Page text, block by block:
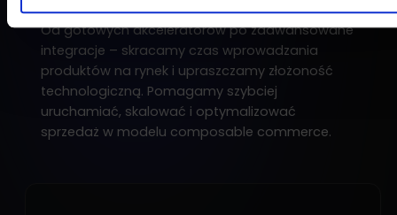
Od gotowych akceleratorów po zaawansowane
integracje – skracamy czas wprowadzania
produktów na rynek i upraszczamy złożoność
technologiczną. Pomagamy szybciej
uruchamiać, skalować i optymalizować
sprzedaż w modelu composable commerce.